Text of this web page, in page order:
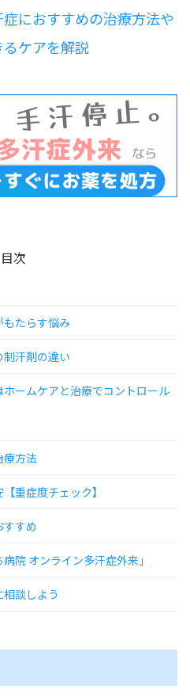
症におすすめの治療方法や
ケアを解説
目次
もたらす悩み
汗剤の違い
ームケアと治療でコントロール
療方法
重症度チェック】
すめ
院 オンライン多汗症外来」
談しよう